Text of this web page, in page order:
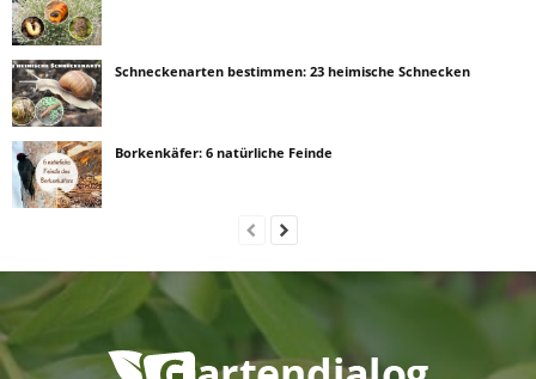
Schneckenarten bestimmen: 23 heimische Schnecken
Borkenkäfer: 6 natürliche Feinde